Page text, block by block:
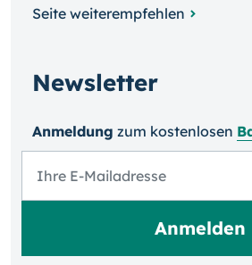
Seite weiterempfehlen
Newsletter
Anmeldung zum kosten­losen